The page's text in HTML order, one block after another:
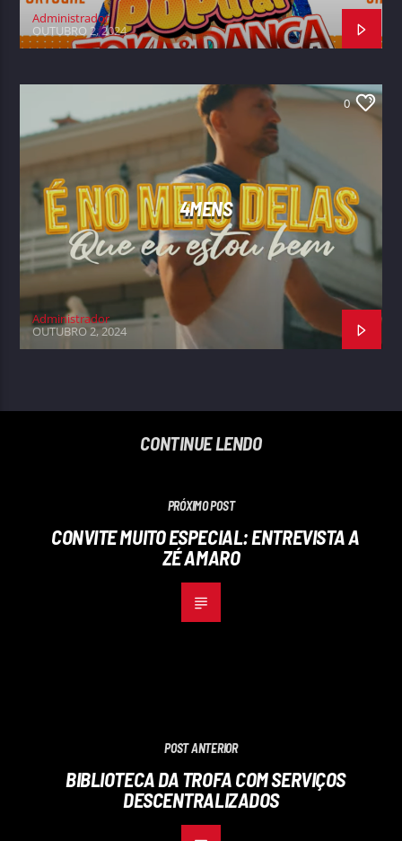
Administrador
OUTUBRO 2, 2024
0
4MENS
Administrador
OUTUBRO 2, 2024
CONTINUE LENDO
PRÓXIMO POST
CONVITE MUITO ESPECIAL: ENTREVISTA A
ZÉ AMARO
POST ANTERIOR
BIBLIOTECA DA TROFA COM SERVIÇOS
DESCENTRALIZADOS